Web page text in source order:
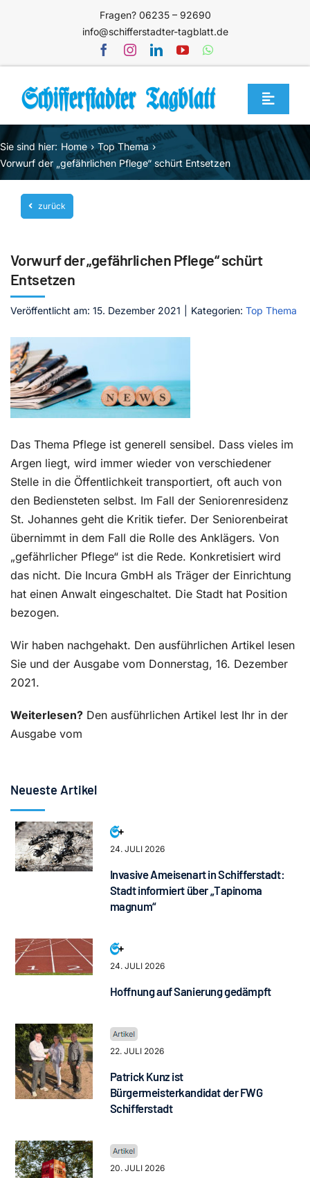
Fragen? 06235 – 92690
info@schifferstadter-tagblatt.de
Toggle
Home
Themen
Blog
Unternehmen
Mediathek
Jetzt abonnieren
Sie sind hier: Home
Top Thema
Vorwurf der „gefährlichen Pflege“ schürt Entsetzen
zurück
Vorwurf der „gefährlichen Pflege“ schürt
Entsetzen
Veröffentlicht am: 15. Dezember 2021 Kategorien: Top Thema
Das Thema Pflege ist generell sensibel. Dass vieles im
Argen liegt, wird immer wieder von verschiedener
Stelle in die Öffentlichkeit transportiert, oft auch von
den Bediensteten selbst. Im Fall der Seniorenresidenz
St. Johannes geht die Kritik tiefer. Der Seniorenbeirat
übernimmt in dem Fall die Rolle des Anklägers. Von
„gefährlicher Pflege“ ist die Rede. Konkretisiert wird
das nicht. Die Incura GmbH als Träger der Einrichtung
hat einen Anwalt eingeschaltet. Die Stadt hat Position
bezogen.
Wir haben nachgehakt. Den ausführlichen Artikel lesen
Sie und der Ausgabe vom Donnerstag, 16. Dezember
2021.
Weiterlesen? Den ausführlichen Artikel lest Ihr in der
Ausgabe vom
Neueste Artikel
24. JULI 2026
Invasive Ameisenart in Schifferstadt:
Stadt informiert über „Tapinoma
magnum“
24. JULI 2026
Hoffnung auf Sanierung gedämpft
22. JULI 2026
Patrick Kunz ist
Bürgermeisterkandidat der FWG
Schifferstadt
20. JULI 2026